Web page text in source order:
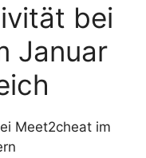
bei
Januar
Meet2cheat im